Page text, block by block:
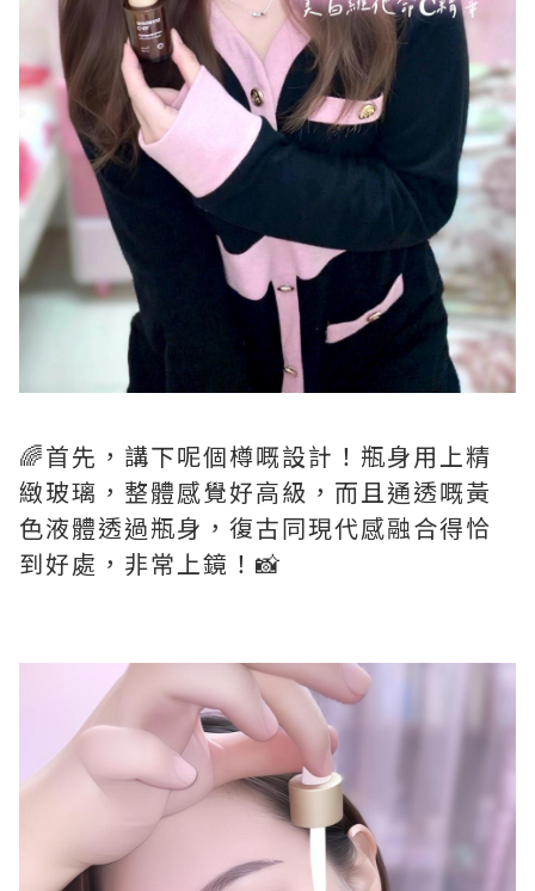
🌈首先，講下呢個樽嘅設計！瓶身用上精
緻玻璃，整體感覺好高級，而且通透嘅黃
色液體透過瓶身，復古同現代感融合得恰
到好處，非常上鏡！📸